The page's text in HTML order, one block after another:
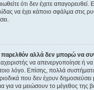
ότι δεν έχετε απαγορευθεί.
να έχει κάποιο σφάλμα στις
παρελθόν αλλά δεν μπορώ να
να απενεργοποίησε ή
λόγο. Επίσης, πολλά
που δεν έχουν δημοσιεύσει
για να μειώσουν το μέγεθος της